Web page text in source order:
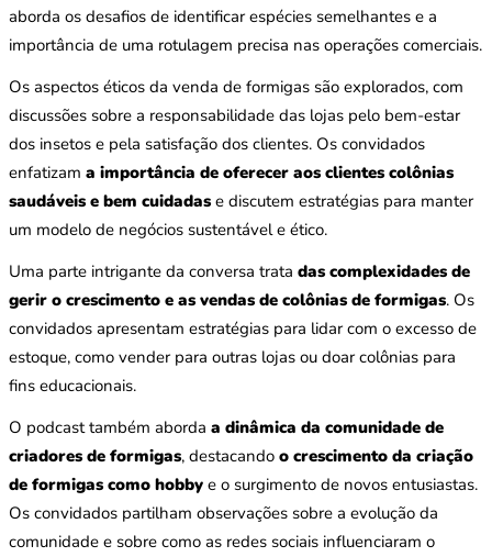
aborda os desafios de identificar espécies semelhantes e a
importância de uma rotulagem precisa nas operações comerciais.
Os aspectos éticos da venda de formigas são explorados, com
discussões sobre a responsabilidade das lojas pelo bem-estar
dos insetos e pela satisfação dos clientes. Os convidados
enfatizam a importância de oferecer aos clientes colônias
saudáveis e bem cuidadas e discutem estratégias para manter
um modelo de negócios sustentável e ético.
Uma parte intrigante da conversa trata das complexidades de
gerir o crescimento e as vendas de colônias de formigas. Os
convidados apresentam estratégias para lidar com o excesso de
estoque, como vender para outras lojas ou doar colônias para
fins educacionais.
O podcast também aborda a dinâmica da comunidade de
criadores de formigas, destacando o crescimento da criação
de formigas como hobby e o surgimento de novos entusiastas.
Os convidados partilham observações sobre a evolução da
comunidade e sobre como as redes sociais influenciaram o